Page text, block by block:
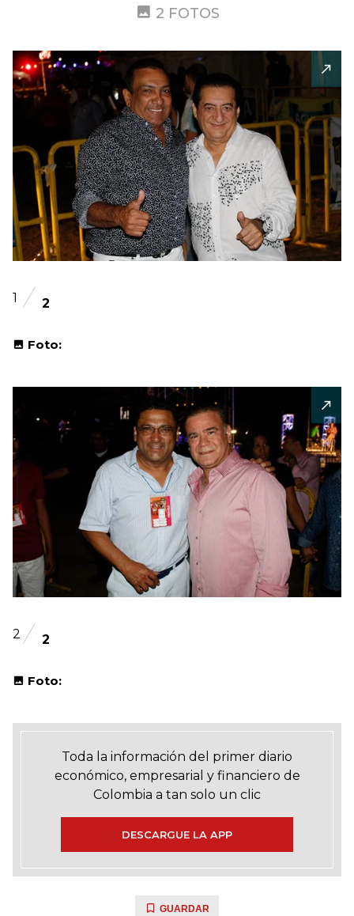
2 FOTOS
1 2
Foto:
2 2
Foto:
Toda la información del primer diario
económico, empresarial y financiero de
Colombia a tan solo un clic
DESCARGUE LA APP
GUARDAR